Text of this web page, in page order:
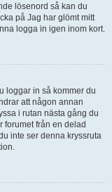
lösenord så kan du
på Jag har glömt mitt
logga in igen inom kort.
loggar in så kommer du
att någon annan
i rutan nästa gång du
forumet från en delad
inte ser denna kryssruta